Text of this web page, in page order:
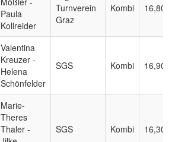
Paula
Kollreider
Turnverein
Graz
Kombi 16,800
Valentina
Kreuzer -
Helena
Schönfelder
SGS Kombi 16,900
Marie-
Theres
Thaler -
SGS Kombi 16,300